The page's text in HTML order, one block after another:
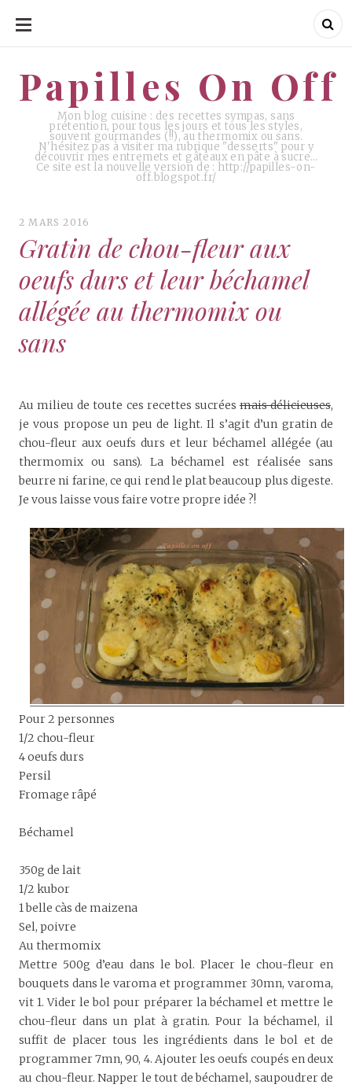
ALLER
CONTENU
Papilles On Off
Mon blog cuisine : des recettes sympas, sans
prétention, pour tous les jours et tous les styles,
souvent gourmandes (!!), au thermomix ou sans.
N'hésitez pas à visiter ma rubrique "desserts" pour y
découvrir mes entremets et gâteaux en pâte à sucre…
Ce site est la nouvelle version de : http://papilles-on-
off.blogspot.fr/
Papilles On Off
2 MARS 2016
Gratin de chou-fleur aux
oeufs durs et leur béchamel
allégée au thermomix ou
sans
Au milieu de toute ces recettes sucréesmais délicieuses,
je vous propose un peu de light. Il s’agit d’un gratin de
chou-fleur aux oeufs durs et leur béchamel allégée (au
thermomix ou sans). La béchamel est réalisée sans
beurre ni farine, ce qui rend le plat beaucoup plus digeste.
Je vous laisse vous faire votre propre idée ?!
Pour 2 personnes
1/2 chou-fleur
4 oeufs durs
Persil
Fromage râpé
Béchamel
350g de lait
1/2 kubor
1 belle càs de maizena
Sel, poivre
Au thermomix
Mettre 500g d’eau dans le bol. Placer le chou-fleur en
bouquets dans le varoma et programmer 30mn, varoma,
vit 1. Vider le bol pour préparer la béchamel et mettre le
chou-fleur dans un plat à gratin. Pour la béchamel, il
suffit de placer tous les ingrédients dans le bol et de
programmer 7mn, 90, 4. Ajouter les oeufs coupés en deux
au chou-fleur. Napper le tout de béchamel, saupoudrer de